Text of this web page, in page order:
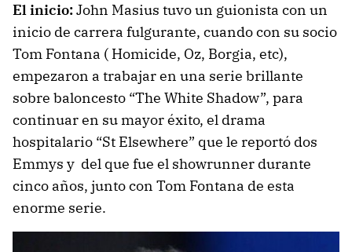
El inicio:John Masius tuvo un guionista con un
inicio de carrera fulgurante, cuando con su socio
Tom Fontana ( Homicide, Oz, Borgia, etc),
empezaron a trabajar en una serie brillante
sobre baloncesto “The White Shadow”, para
continuar en su mayor éxito, el drama
hospitalario “St Elsewhere” que le reportó dos
Emmys y del que fue el showrunner durante
cinco años, junto con Tom Fontana de esta
enorme serie.